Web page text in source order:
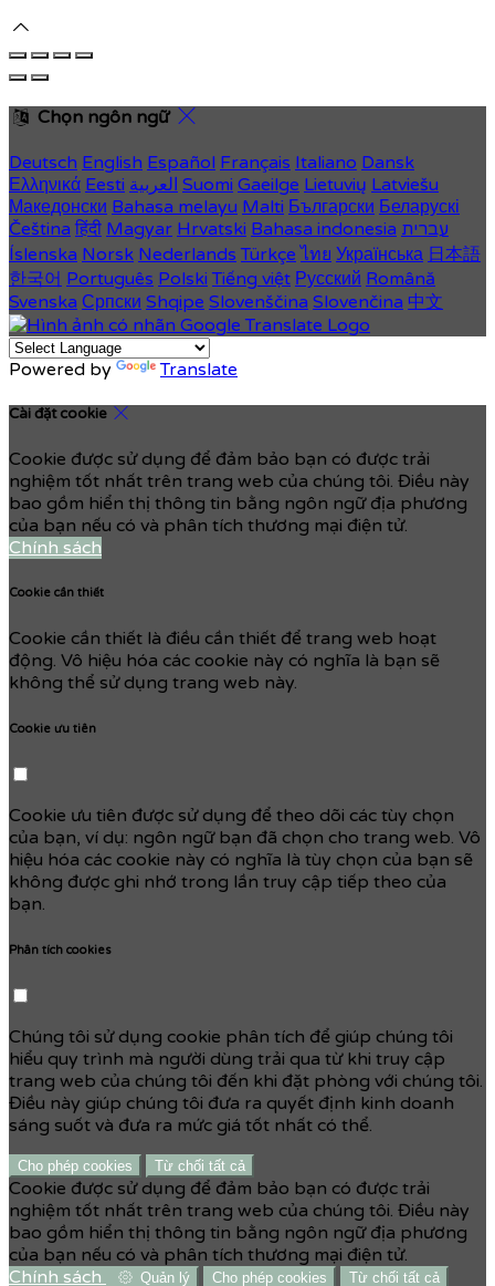
Chọn ngôn ngữ
Deutsch English Español Français Italiano Dansk
Ελληνικά Eesti العربية Suomi Gaeilge Lietuvių Latviešu
Македонски Bahasa melayu Malti Български Беларускі
Čeština हिंदी Magyar Hrvatski Bahasa indonesia עברית
Íslenska Norsk Nederlands Türkçe ไทย Українська 日本語
한국어 Português Polski Tiếng việt Русский Română
Svenska Српски Shqipe Slovenščina Slovenčina 中文
Powered by Translate
Cài đặt cookie
Cookie được sử dụng để đảm bảo bạn có được trải
nghiệm tốt nhất trên trang web của chúng tôi. Điều này
bao gồm hiển thị thông tin bằng ngôn ngữ địa phương
của bạn nếu có và phân tích thương mại điện tử.
Chính sách
Cookie cần thiết
Cookie cần thiết là điều cần thiết để trang web hoạt
động. Vô hiệu hóa các cookie này có nghĩa là bạn sẽ
không thể sử dụng trang web này.
Cookie ưu tiên
Cookie ưu tiên được sử dụng để theo dõi các tùy chọn
của bạn, ví dụ: ngôn ngữ bạn đã chọn cho trang web. Vô
hiệu hóa các cookie này có nghĩa là tùy chọn của bạn sẽ
không được ghi nhớ trong lần truy cập tiếp theo của
bạn.
Phân tích cookies
Chúng tôi sử dụng cookie phân tích để giúp chúng tôi
hiểu quy trình mà người dùng trải qua từ khi truy cập
trang web của chúng tôi đến khi đặt phòng với chúng tôi.
Điều này giúp chúng tôi đưa ra quyết định kinh doanh
sáng suốt và đưa ra mức giá tốt nhất có thể.
Cho phép cookies Từ chối tất cả
Cookie được sử dụng để đảm bảo bạn có được trải
nghiệm tốt nhất trên trang web của chúng tôi. Điều này
bao gồm hiển thị thông tin bằng ngôn ngữ địa phương
của bạn nếu có và phân tích thương mại điện tử.
Chính sách
Quản lý Cho phép cookies Từ chối tất cả